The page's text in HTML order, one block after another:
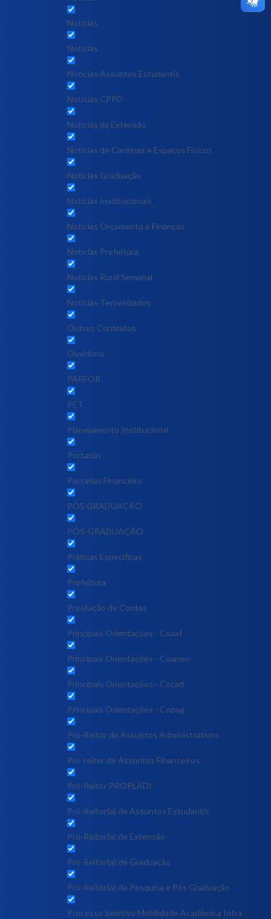
Notícias
Notícias
Notícias Assuntos Estudantis
Notícias CPPD
Notícias da Extensão
Notícias de Cantinas e Espaços Físicos
Notícias Graduação
Notícias Institucionais
Notícias Orçamento e Finanças
Notícias Prefeitura
Notícias Rural Semanal
Notícias Terceirizados
Outros Contratos
Ouvidoria
PARFOR
PET
Planejamento Institucional
Portarias
Portarias Financeiro
PÓS GRADUAÇÃO
PÓS-GRADUAÇÃO
Práticas Específicas
Prefeitura
Prestação de Contas
Principais Orientações - Coaaf
Principais Orientações - Coapen
Principais Orientações - Cocad
Principais Orientações - Copag
Pró-Reitor de Assuntos Administrativos
Pró-reitor de Assuntos Financeiros
Pró-Reitor PROPLADI
Pró-Reitor(a) de Assuntos Estudantis
Pró-Reitor(a) de Extensão
Pró-Reitor(a) de Graduação
Pró-Reitor(a) de Pesquisa e Pós Graduação
Processo Seletivo Mobilidade Acadêmica Intra